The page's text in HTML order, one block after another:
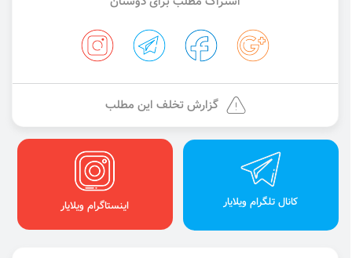
گزارش تخلف این مطلب
کانال تلگرام ویلایار اینستاگرام ویلایار